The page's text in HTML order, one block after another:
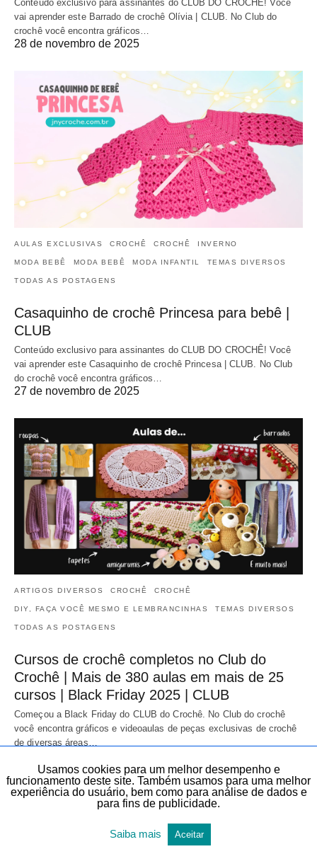
Conteúdo exclusivo para assinantes do CLUB DO CROCHÊ! Você
vai aprender este Barrado de crochê Olívia | CLUB. No Club do
crochê você encontra gráficos…
28 de novembro de 2025
AULAS EXCLUSIVAS CROCHÊ CROCHÊ INVERNO
MODA BEBÊ MODA BEBÊ MODA INFANTIL TEMAS DIVERSOS
TODAS AS POSTAGENS
Casaquinho de crochê Princesa para bebê |
CLUB
Conteúdo exclusivo para assinantes do CLUB DO CROCHÊ! Você
vai aprender este Casaquinho de crochê Princesa | CLUB. No Club
do crochê você encontra gráficos…
27 de novembro de 2025
ARTIGOS DIVERSOS CROCHÊ CROCHÊ
DIY, FAÇA VOCÊ MESMO E LEMBRANCINHAS TEMAS DIVERSOS
TODAS AS POSTAGENS
Cursos de crochê completos no Club do
Crochê | Mais de 380 aulas em mais de 25
cursos | Black Friday 2025 | CLUB
Começou a Black Friday do CLUB do Crochê. No Club do crochê
você encontra gráficos e videoaulas de peças exclusivas de crochê
de diversas áreas…
Usamos cookies para um melhor desempenho e
funcionamento deste site. Também usamos para uma melhor
experiência do usuário, bem como para análise de dados e
para fins de publicidade.
Saiba mais Aceitar